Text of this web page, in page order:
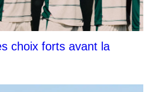
choix forts avant la